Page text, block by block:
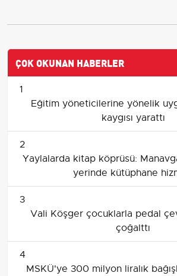
ÇOK OKUNAN HABERLER
1
Eğitim yöneticilerine yönelik
kaygısı yarattı
2
Yaylalarda kitap köprüsü:
yerinde kütüphane
3
Vali Köşger çocuklarla pedal
çoğalttı
4
MSKÜ'ye 300 milyon liralık